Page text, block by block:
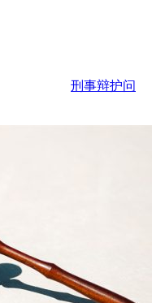
刑事辩护问